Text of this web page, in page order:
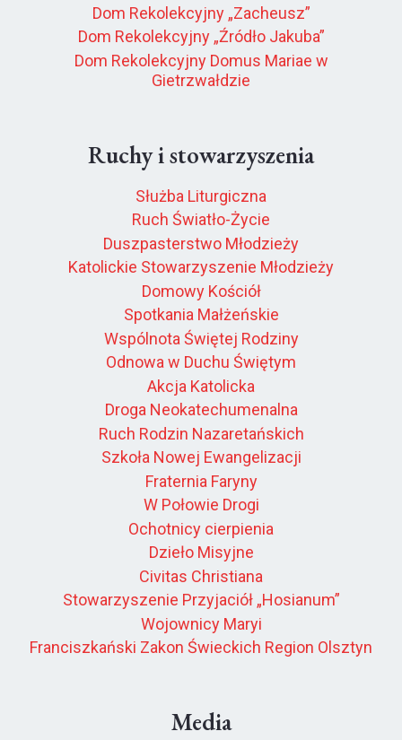
Dom Rekolekcyjny „Zacheusz”
Dom Rekolekcyjny „Źródło Jakuba”
Dom Rekolekcyjny Domus Mariae w
Gietrzwałdzie
Ruchy i stowarzyszenia
Służba Liturgiczna
Ruch Światło-Życie
Duszpasterstwo Młodzieży
Katolickie Stowarzyszenie Młodzieży
Domowy Kościół
Spotkania Małżeńskie
Wspólnota Świętej Rodziny
Odnowa w Duchu Świętym
Akcja Katolicka
Droga Neokatechumenalna
Ruch Rodzin Nazaretańskich
Szkoła Nowej Ewangelizacji
Fraternia Faryny
W Połowie Drogi
Ochotnicy cierpienia
Dzieło Misyjne
Civitas Christiana
Stowarzyszenie Przyjaciół „Hosianum”
Wojownicy Maryi
Franciszkański Zakon Świeckich Region Olsztyn
Media